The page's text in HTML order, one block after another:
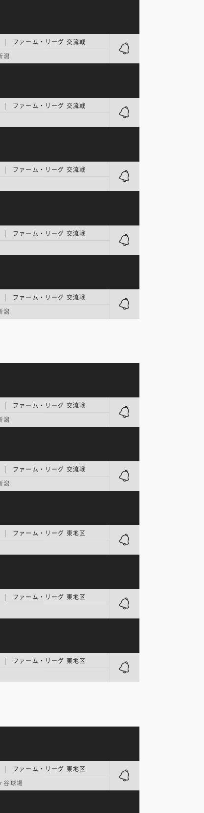
ファーム・リーグ 交流戦
潟
ファーム・リーグ 交流戦
ファーム・リーグ 交流戦
ファーム・リーグ 交流戦
ファーム・リーグ 交流戦
潟
ファーム・リーグ 交流戦
潟
ファーム・リーグ 交流戦
潟
ファーム・リーグ 東地区
ファーム・リーグ 東地区
ファーム・リーグ 東地区
ファーム・リーグ 東地区
谷球場